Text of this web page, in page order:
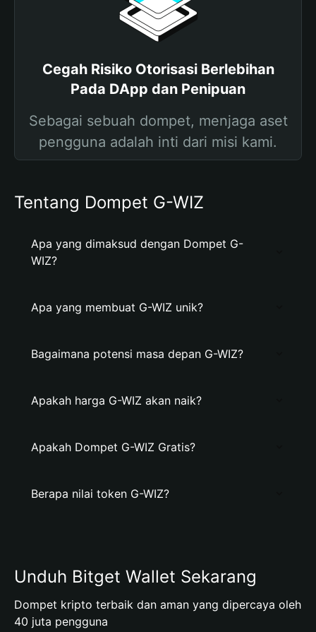
Cegah Risiko Otorisasi Berlebihan
Pada DApp dan Penipuan
Sebagai sebuah dompet, menjaga aset
pengguna adalah inti dari misi kami.
Tentang Dompet G-WIZ
Apa yang dimaksud dengan Dompet G-
WIZ?
Apa yang membuat G-WIZ unik?
Bagaimana potensi masa depan G-WIZ?
Apakah harga G-WIZ akan naik?
Apakah Dompet G-WIZ Gratis?
Berapa nilai token G-WIZ?
Unduh Bitget Wallet Sekarang
Dompet kripto terbaik dan aman yang dipercaya oleh
40 juta pengguna